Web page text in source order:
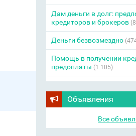
Дам деньги в долг:
кредиторов и брокеров
Деньги безвозмездно
Помощь в получении
предоплаты (1 105)
Объявления
Все